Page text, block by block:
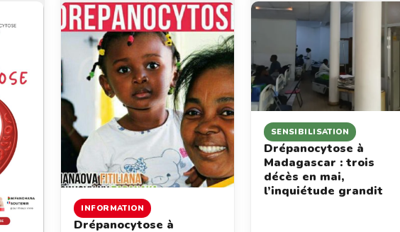
INFORMATION
Drépanocytose à
SENSIBILISATION
Drépanocytose à
Madagascar : trois
décès en mai,
l’inquiétude grandit